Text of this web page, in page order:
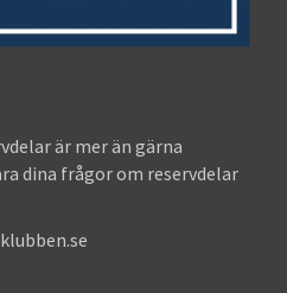
är mer än gärna
dina frågor om reservdelar